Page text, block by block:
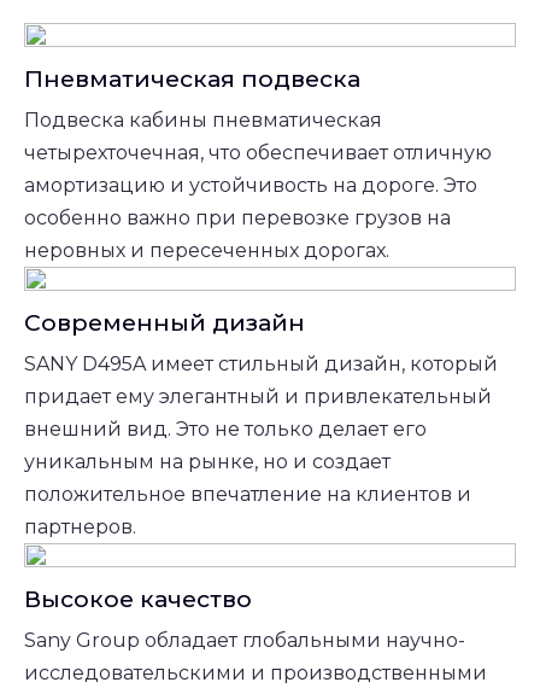
Пневматическая подвеска
Подвеска кабины пневматическая
четырехточечная, что обеспечивает отличную
амортизацию и устойчивость на дороге. Это
особенно важно при перевозке грузов на
неровных и пересеченных дорогах.
Современный дизайн
SANY D495A имеет стильный дизайн, который
придает ему элегантный и привлекательный
внешний вид. Это не только делает его
уникальным на рынке, но и создает
положительное впечатление на клиентов и
партнеров.
Высокое качество
Sany Group обладает глобальными научно-
исследовательскими и производственными